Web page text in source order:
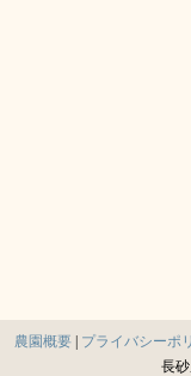
農園概要
プライバシーポ
長